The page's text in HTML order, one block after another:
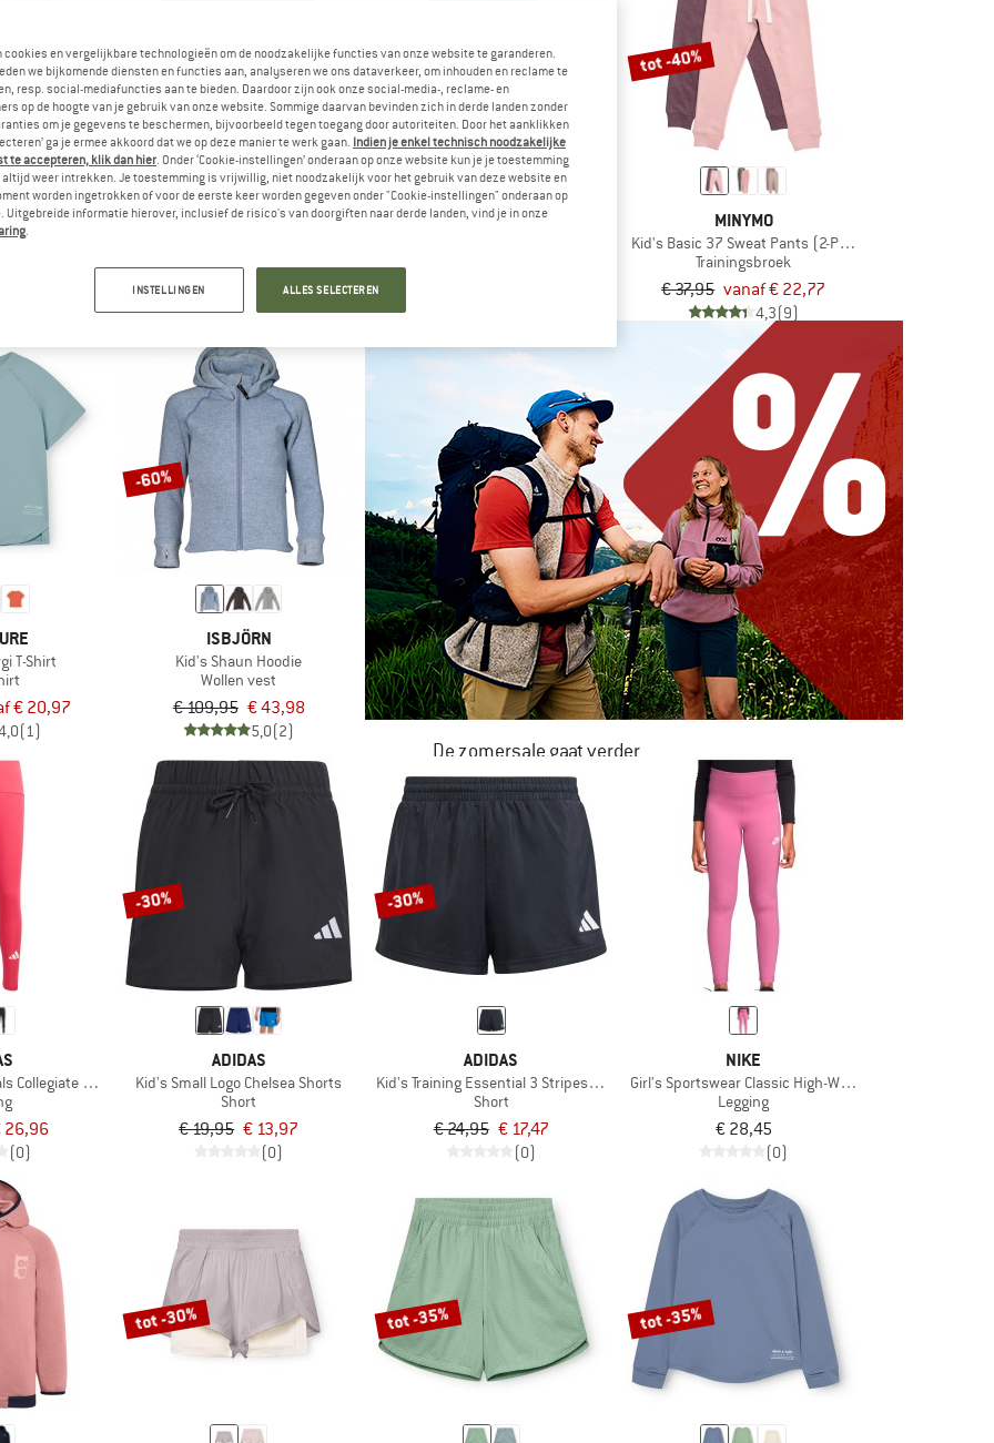
FACE
S/S Tee
tot -40%
ADIDAS
€ 34,95 vanaf € 20,97
5,0(1)
-25%
NIKE
tot -40%
MINYMO
Kid's Basic 37 Sweat Pants (2-Pack)
Trainingsbroek
€ 37,95 vanaf € 22,77
4,3(9)
T-Shirt
€ 20,97
(1)
-60%
ISBJÖRN
Kid's Shaun Hoodie
Wollen vest
€ 109,95 € 43,98
5,0(2)
De zomersale gaat verder
NU TOT MAAR LIEFST -50%
NAAR DE SALE
Collegiate Typography
26,96
(0)
-30%
ADIDAS
Kid's Small Logo Chelsea Shorts
Short
€ 19,95 € 13,97
(0)
-30%
ADIDAS
Kid's Training Essential 3 Stripes Shorts
Short
€ 24,95 € 17,47
(0)
NIKE
Girl's Sportswear Classic High-Waisted Leggings
Legging
€ 28,45
(0)
tot -30% tot -35% tot -35%
cookies en vergelijkbare technologieën om de noodzakelijke functies van onze website te garanderen.
we bijkomende diensten en functies aan, analyseren we ons dataverkeer, om inhouden en reclame te
resp. social-mediafuncties aan te bieden. Daardoor zijn ook onze social-media-, reclame- en
op de hoogte van je gebruik van onze website. Sommige daarvan bevinden zich in derde landen zonder
om je gegevens te beschermen, bijvoorbeeld tegen toegang door autoriteiten. Door het aanklikken
ga je ermee akkoord dat we op deze manier te werk gaan. Indien je enkel technisch noodzakelijke
te accepteren, klik dan hier. Onder ‘Cookie-instellingen’ onderaan op onze website kun je je toestemming
altijd weer intrekken. Je toestemming is vrijwillig, niet noodzakelijk voor het gebruik van deze website en
worden ingetrokken of voor de eerste keer worden gegeven onder "Cookie-instellingen" onderaan op
Uitgebreide informatie hierover, inclusief de risico's van doorgiften naar derde landen, vind je in onze
.
INSTELLINGEN ALLES SELECTEREN